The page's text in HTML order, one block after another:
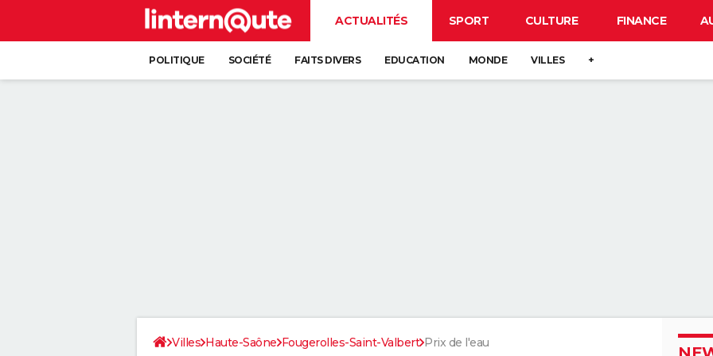
ACTUALITÉS SPORT CULTURE FINANCE
POLITIQUE SOCIÉTÉ FAITS DIVERS EDUCATION MONDE VILLES +
Villes Haute-Saône Fougerolles-Saint-Valbert Prix de l'eau